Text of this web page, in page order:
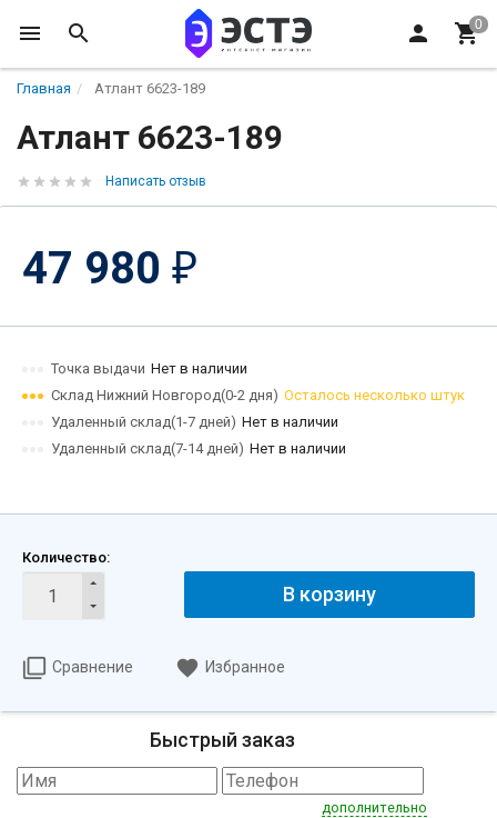
Главная Атлант 6623-189
Атлант 6623-189
Написать отзыв
47 980 ₽
Точка выдачи Нет в наличии
Склад Нижний Новгород(0-2 дня) Осталось несколько штук
Удаленный склад(1-7 дней) Нет в наличии
Удаленный склад(7-14 дней) Нет в наличии
Количество:
В корзину
Сравнение Избранное
Быстрый заказ
дополнительно